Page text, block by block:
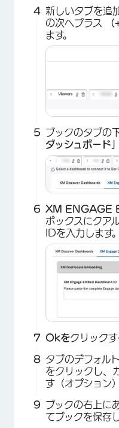
新しいタブを追
の次へプラス
（
ます。
ブックのタブの
ダッシュボード」
XM
ボックスにクア
IDを入力します。
Okをクリックす
タブのデフォル
をクリックし、
す（オプション）
ブックの右上に
てブックを保存し